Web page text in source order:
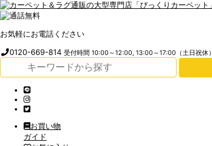
お気軽にお電話ください
0120-669-814受付時間 10:00～12:00, 13:00～17:00（土日祝休）
お買い物
ガイド